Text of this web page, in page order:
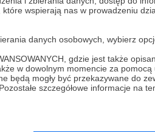
wspierają nas w prowadzeniu
danych osobowych, wybierz
gdzie jest także
w dowolnym momencie za
będą mogły być przekazywane do
szczegółowe informacje na
zgodę na przetwarzanie moich
podanych w formularzu
świadczenia usług serwisu